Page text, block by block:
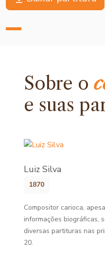
Sobre o
e suas
Luiz Silva
1870
Compositor carioca,
informações biográficas,
diversas partituras nas
20.